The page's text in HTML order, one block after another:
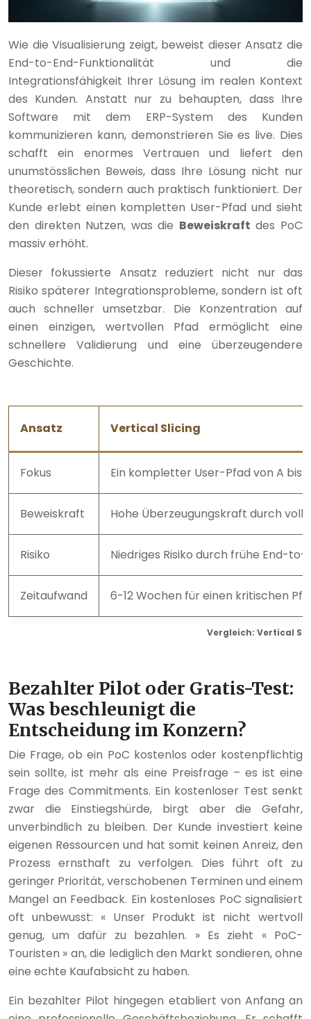
Wie die Visualisierung zeigt, beweist dieser Ansatz die
End-to-End-Funktionalität und die
Integrationsfähigkeit Ihrer Lösung im realen Kontext
des Kunden. Anstatt nur zu behaupten, dass Ihre
Software mit dem ERP-System des Kunden
kommunizieren kann, demonstrieren Sie es live. Dies
schafft ein enormes Vertrauen und liefert den
unumstösslichen Beweis, dass Ihre Lösung nicht nur
theoretisch, sondern auch praktisch funktioniert. Der
Kunde erlebt einen kompletten User-Pfad und sieht
den direkten Nutzen, was die Beweiskraft des PoC
massiv erhöht.
Dieser fokussierte Ansatz reduziert nicht nur das
Risiko späterer Integrationsprobleme, sondern ist oft
auch schneller umsetzbar. Die Konzentration auf
einen einzigen, wertvollen Pfad ermöglicht eine
schnellere Validierung und eine überzeugendere
Geschichte.
Vergleich: Vertical
Ansatz Vertical Slicing
Fokus Ein kompletter User-Pfad von A bis Z
Beweiskraft Hohe Überzeugungskraft durch
Risiko Niedriges Risiko durch frühe End-
Zeitaufwand 6-12 Wochen für einen kritischen
Bezahlter Pilot oder Gratis-Test:
Was beschleunigt die
Entscheidung im Konzern?
Die Frage, ob ein PoC kostenlos oder kostenpflichtig
sein sollte, ist mehr als eine Preisfrage – es ist eine
Frage des Commitments. Ein kostenloser Test senkt
zwar die Einstiegshürde, birgt aber die Gefahr,
unverbindlich zu bleiben. Der Kunde investiert keine
eigenen Ressourcen und hat somit keinen Anreiz, den
Prozess ernsthaft zu verfolgen. Dies führt oft zu
geringer Priorität, verschobenen Terminen und einem
Mangel an Feedback. Ein kostenloses PoC signalisiert
oft unbewusst: « Unser Produkt ist nicht wertvoll
genug, um dafür zu bezahlen. » Es zieht « PoC-
Touristen » an, die lediglich den Markt sondieren, ohne
eine echte Kaufabsicht zu haben.
Ein bezahlter Pilot hingegen etabliert von Anfang an